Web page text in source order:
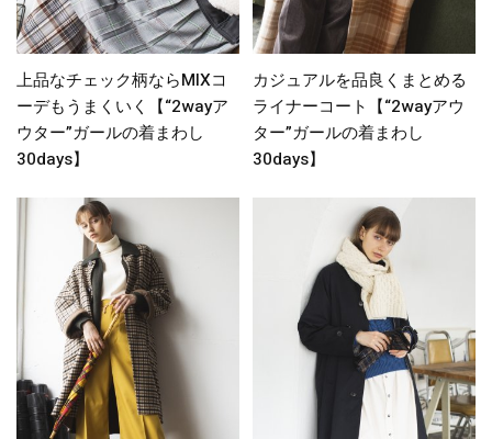
上品なチェック柄ならMIXコ
ーデもうまくいく【“2wayア
ウター”ガールの着まわし
30days】
カジュアルを品良くまとめる
ライナーコート【“2wayアウ
ター”ガールの着まわし
30days】